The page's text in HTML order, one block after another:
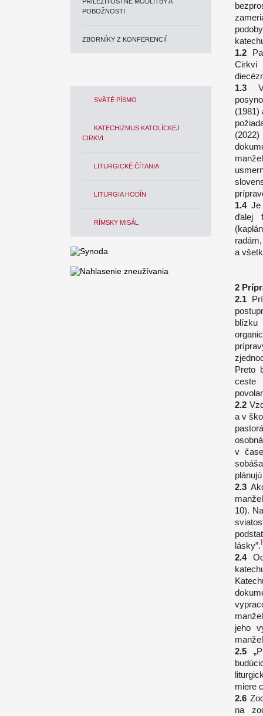
POBOŽNOSTI
ZBORNÍKY Z KONFERENCIÍ
SVÄTÉ PÍSMO
KATECHIZMUS KATOLÍCKEJ
CIRKVI
LITURGICKÉ ČÍTANIA
LITURGIA HODÍN
RÍMSKY MISÁL
(1981)
Je
ďalej
a
blízku
Preto
ceste
a v
v
10).
lásky”.
jeho
miere
na